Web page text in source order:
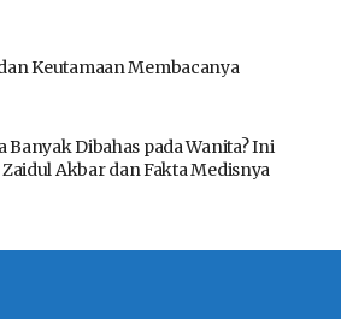
Keutamaan Membacanya
Banyak Dibahas pada Wanita? Ini
Akbar dan Fakta Medisnya